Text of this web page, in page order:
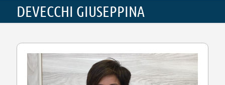
DEVECCHI GIUSEPPINA